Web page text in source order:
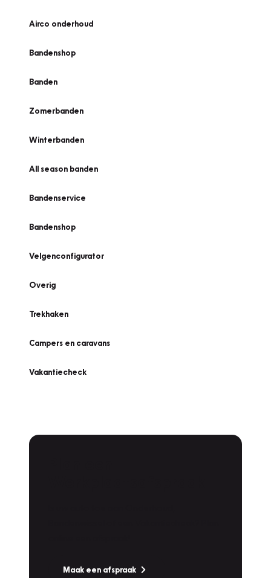
Airco onderhoud
Bandenshop
Banden
Zomerbanden
Winterbanden
All season banden
Bandenservice
Bandenshop
Velgenconfigurator
Overig
Trekhaken
Campers en caravans
Vakantiecheck
Maak een afspraak